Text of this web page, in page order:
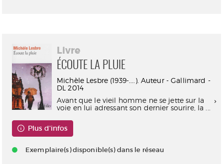
Livre
ÉCOUTE LA PLUIE
Michèle Lesbre (1939-....). Auteur - Gallimard -
DL 2014
Avant que le vieil homme ne se jette sur la
voie en lui adressant son dernier sourire, la ...
Plus d'infos
Exemplaire(s) disponible(s) dans le réseau